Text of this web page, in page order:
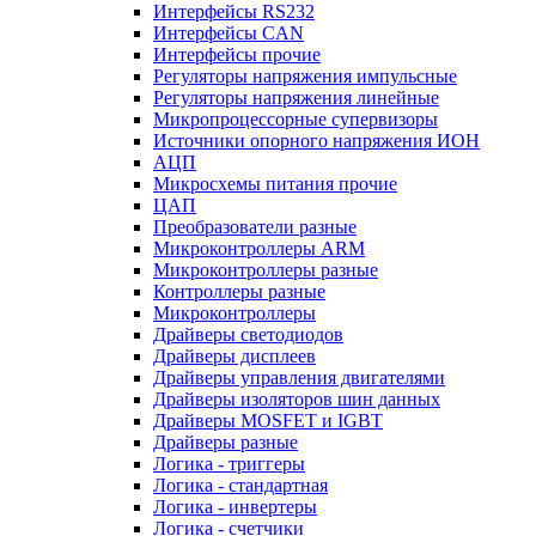
Интерфейсы RS232
Интерфейсы CAN
Интерфейсы прочие
Регуляторы напряжения импульсные
Регуляторы напряжения линейные
Микропроцессорные супервизоры
Источники опорного напряжения ИОН
АЦП
Микросхемы питания прочие
ЦАП
Преобразователи разные
Микроконтроллеры ARM
Микроконтроллеры разные
Контроллеры разные
Микроконтроллеры
Драйверы светодиодов
Драйверы дисплеев
Драйверы управления двигателями
Драйверы изоляторов шин данных
Драйверы MOSFET и IGBT
Драйверы разные
Логика - триггеры
Логика - стандартная
Логика - инвертеры
Логика - счетчики